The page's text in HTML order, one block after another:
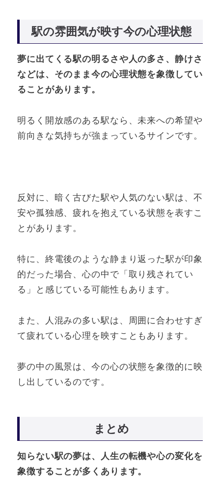
駅の雰囲気が映す今の心理状態
夢に出てくる駅の明るさや人の多さ、静けさ
などは、そのまま今の心理状態を象徴してい
ることがあります。
明るく開放感のある駅なら、未来への希望や
前向きな気持ちが強まっているサインです。
反対に、暗く古びた駅や人気のない駅は、不
安や孤独感、疲れを抱えている状態を表すこ
とがあります。
特に、終電後のような静まり返った駅が印象
的だった場合、心の中で「取り残されてい
る」と感じている可能性もあります。
また、人混みの多い駅は、周囲に合わせすぎ
て疲れている心理を映すこともあります。
夢の中の風景は、今の心の状態を象徴的に映
し出しているのです。
まとめ
知らない駅の夢は、人生の転機や心の変化を
象徴することが多くあります。